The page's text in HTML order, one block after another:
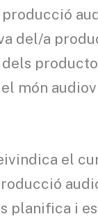
producció
del/a
món
el
planifica i